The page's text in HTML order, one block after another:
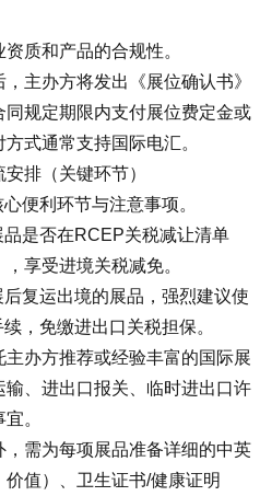
质和产品的合规性。
主办方将发出《展位确认书》
规定期限内支付展位费定金或
式通常支持国际电汇。
排（关键环节）
便利环节与注意事项。
是否在RCEP关税减让清单
享受进境关税减免。
复运出境的展品，强烈建议使
，免缴进出口关税担保。
办方推荐或经验丰富的国际展
、进出口报关、临时进出口许
。
需为每项展品准备详细的中英
值）、卫生证书/健康证明